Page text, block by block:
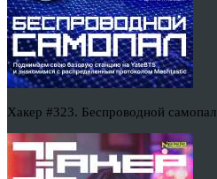
Хакер #323. Беспроводной самопал